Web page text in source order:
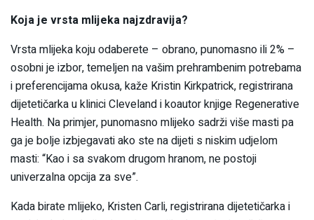
Koja je vrsta mlijeka najzdravija?
Vrsta mlijeka koju odaberete – obrano, punomasno ili 2% –
osobni je izbor, temeljen na vašim prehrambenim potrebama
i preferencijama okusa, kaže Kristin Kirkpatrick, registrirana
dijetetičarka u klinici Cleveland i koautor knjige Regenerative
Health. Na primjer, punomasno mlijeko sadrži više masti pa
ga je bolje izbjegavati ako ste na dijeti s niskim udjelom
masti: “Kao i sa svakom drugom hranom, ne postoji
univerzalna opcija za sve”.
Kada birate mlijeko, Kristen Carli, registrirana dijetetičarka i